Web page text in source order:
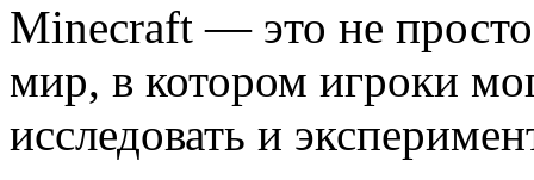
Minecraft — это не
мир, в котором игроки
исследовать и